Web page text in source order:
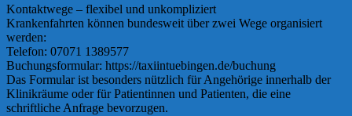
Kontaktwege – flexibel und unkompliziert
Krankenfahrten können bundesweit über zwei Wege organisiert
werden:
Telefon: 07071 1389577
Buchungsformular: https://taxiintuebingen.de/buchung
Das Formular ist besonders nützlich für Angehörige innerhalb der
Klinikräume oder für Patientinnen und Patienten, die eine
schriftliche Anfrage bevorzugen.